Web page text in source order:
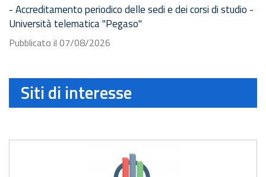
- Accreditamento periodico delle sedi e dei corsi di studio -
Università telematica "Pegaso"
Pubblicato il 07/08/2026
Siti di interesse